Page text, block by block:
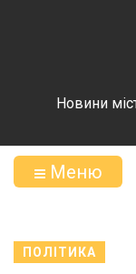
Новини
Меню
ПОЛІТИКА